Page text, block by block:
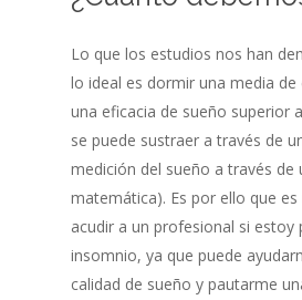
Lo que los estudios nos han
lo ideal es dormir una media
una eficacia de sueño superior
se puede sustraer a través de
medición del sueño a través de
matemática). Es por ello que
acudir a un profesional si estoy
insomnio, ya que puede
calidad de sueño y pautarme